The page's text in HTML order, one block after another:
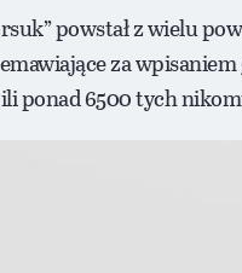
powstał z wielu
za
ponad 6500 tych